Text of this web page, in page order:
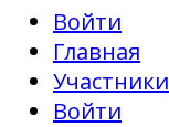
Войти
Главная
Участники
Войти